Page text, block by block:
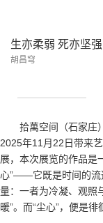
生亦柔弱 死亦坚
胡昌穹
拾萬空间（石家庄
2025年11月22日带来
展，本次展览的作品是
心”——它既是时间的流
量：一者为冷凝、观照
暖”。而“尘心”，便是